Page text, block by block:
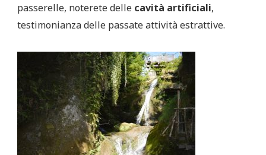
passerelle, noterete delle cavità artificiali,
testimonianza delle passate attività estrattive.